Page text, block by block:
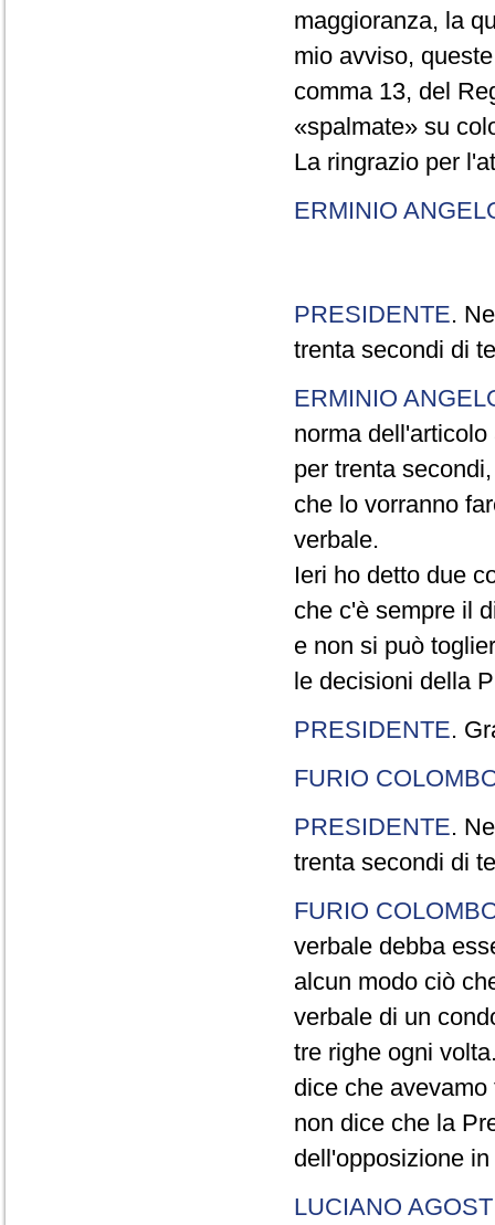
maggioranza, la
mio avviso,
comma 13, del
«spalmate» su
La ringrazio per
ERMINIO
PRESIDENTE.
trenta secondi di
ERMINIO
norma
per trenta
che lo vorranno
verbale.
Ieri ho detto due
che c'è sempre il
e non si può
le decisioni della
PRESIDENTE.
FURIO
PRESIDENTE.
trenta secondi di
FURIO
verbale debba
alcun modo ciò
verbale di un
tre righe ogni
dice che
non dice che la
dell'opposizione
LUCIANO